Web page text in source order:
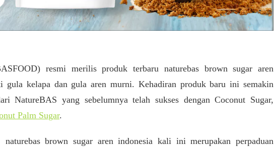
resmi merilis produk terbaru naturebas brown sugar aren
gula kelapa dan gula aren murni. Kehadiran produk baru ini semakin
NatureBAS yang sebelumnya telah sukses dengan Coconut Sugar,
Palm Sugar.
naturebas brown sugar aren indonesia kali ini merupakan perpaduan